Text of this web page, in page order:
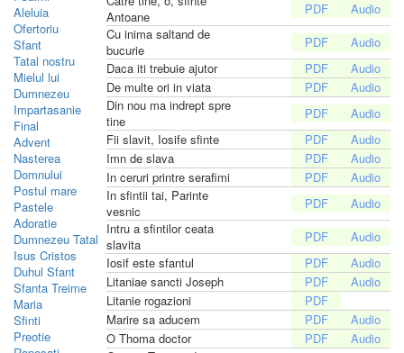
Aleluia
Ofertoriu
Sfant
Tatal nostru
Mielul lui
Dumnezeu
Impartasanie
Final
Advent
Nasterea
Domnului
Postul mare
Pastele
Adoratie
Dumnezeu Tatal
Isus Cristos
Duhul Sfant
Sfanta Treime
Maria
Sfinti
Preotie
Antoane
Cu inima saltand de
bucurie
Daca iti trebuie ajutor
De multe ori in viata
Din nou ma indrept spre
tine
Fii slavit, Iosife sfinte
Imn de slava
In ceruri printre serafimi
In sfintii tai, Parinte
vesnic
Intru a sfintilor ceata
slavita
Iosif este sfantul
Litaniae sancti Joseph
Litanie rogazioni
Marire sa aducem
O Thoma doctor